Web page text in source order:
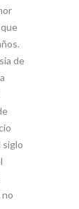
de
siglo